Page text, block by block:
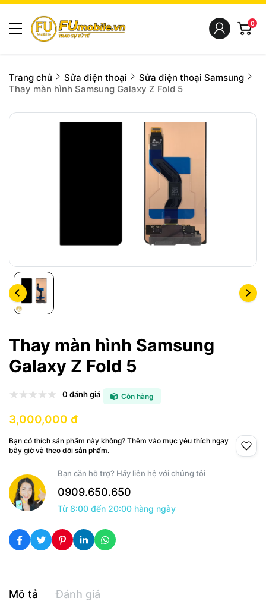
0
Trang chủ Sửa điện thoại
Sửa điện thoại Samsung
Thay màn hình Samsung Galaxy Z Fold 5
Thay màn hình Samsung
Galaxy Z Fold 5
0 đánh giá Còn hàng
3,000,000 đ
Bạn có thích sản phẩm này không? Thêm vào mục yêu thích ngay
bây giờ và theo dõi sản phẩm.
Bạn cần hỗ trợ? Hãy liên hệ với chúng tôi
0909.650.650
Từ 8:00 đến 20:00 hàng ngày
Mô tả Đánh giá